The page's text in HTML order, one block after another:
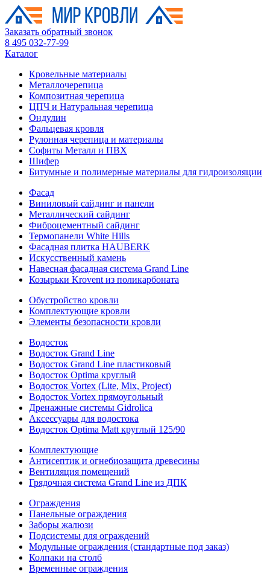
Заказать обратный звонок
8 495 032-77-99
Каталог
Кровельные материалы
Металлочерепица
Композитная черепица
ЦПЧ и Натуральная черепица
Ондулин
Фальцевая кровля
Рулонная черепица и материалы
Софиты Металл и ПВХ
Шифер
Битумные и полимерные материалы для гидроизоляции
Фасад
Виниловый сайдинг и панели
Металлический сайдинг
Фиброцементный сайдинг
Термопанели White Hills
Фасадная плитка HAUBERK
Искусственный камень
Навесная фасадная система Grand Line
Козырьки Krovent из поликарбоната
Обустройство кровли
Комплектующие кровли
Элементы безопасности кровли
Водосток
Водосток Grand Line
Водосток Grand Line пластиковый
Водосток Optima круглый
Водосток Vortex (Lite, Mix, Project)
Водосток Vortex прямоугольный
Дренажные системы Gidrolica
Аксессуары для водостока
Водосток Optima Matt круглый 125/90
Комплектующие
Антисептик и огнебиозащита древесины
Вентиляция помещений
Грядочная система Grand Line из ДПК
Ограждения
Панельные ограждения
Заборы жалюзи
Подсистемы для ограждений
Модульные ограждения (стандартные под заказ)
Колпаки на столб
Временные ограждения